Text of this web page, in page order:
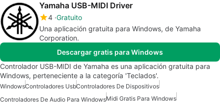
Yamaha USB-MIDI Driver
4 Gratuito
Una aplicación gratuita para Windows, de Yamaha
Corporation.
Descargar gratis para Windows
Controlador USB-MIDI de Yamaha es una aplicación gratuita para
Windows, perteneciente a la categoría 'Teclados'.
WindowsControladores UsbControladores De Dispositivos
Controladores De Audio Para WindowsMidi Gratis Para Windows